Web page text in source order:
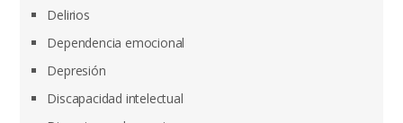
Delirios
Dependencia emocional
Depresión
Discapacidad intelectual